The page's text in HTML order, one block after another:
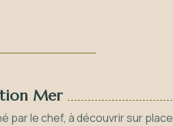
Mer
par le chef, à découvrir sur place